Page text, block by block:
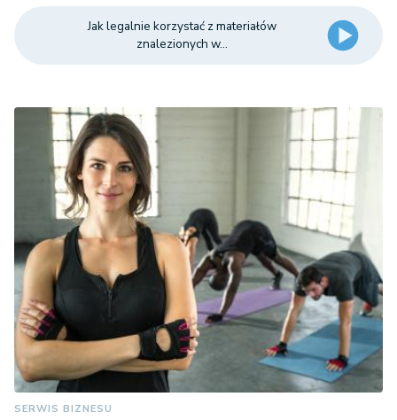
Jak legalnie korzystać z materiałów
znalezionych w...
SERWIS BIZNESU